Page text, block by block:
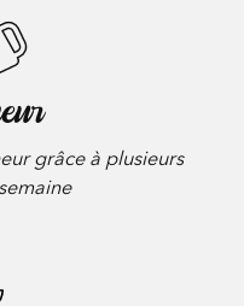
grâce à plusieurs